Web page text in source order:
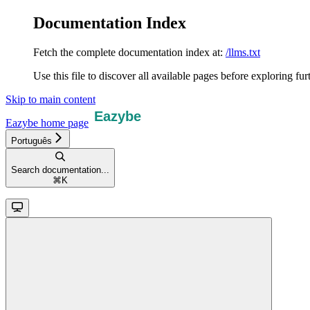
Documentation Index
Fetch the complete documentation index at: /llms.txt
Use this file to discover all available pages before exploring
Skip to main content
Eazybe home page
Português
Search documentation...
⌘ K